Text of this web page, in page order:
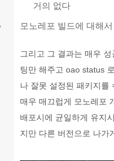
거의 없다
모노레포 빌드에 대해
그리고 그 결과는 매우
팅만 해주고 oao status
나 잘못 설정된 패키지를
매우 매끄럽게 모노레포
배포시에 균일하게 유지
지만 다른 버전으로 나가